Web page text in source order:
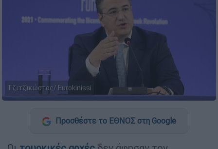
Τζιτζικώστας/ Eurokinissi
Προσθέστε το ΕΘΝΟΣ στη Google